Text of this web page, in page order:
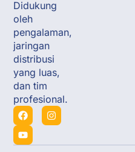
Didukung
oleh
pengalaman,
jaringan
distribusi
yang luas,
dan tim
profesional.